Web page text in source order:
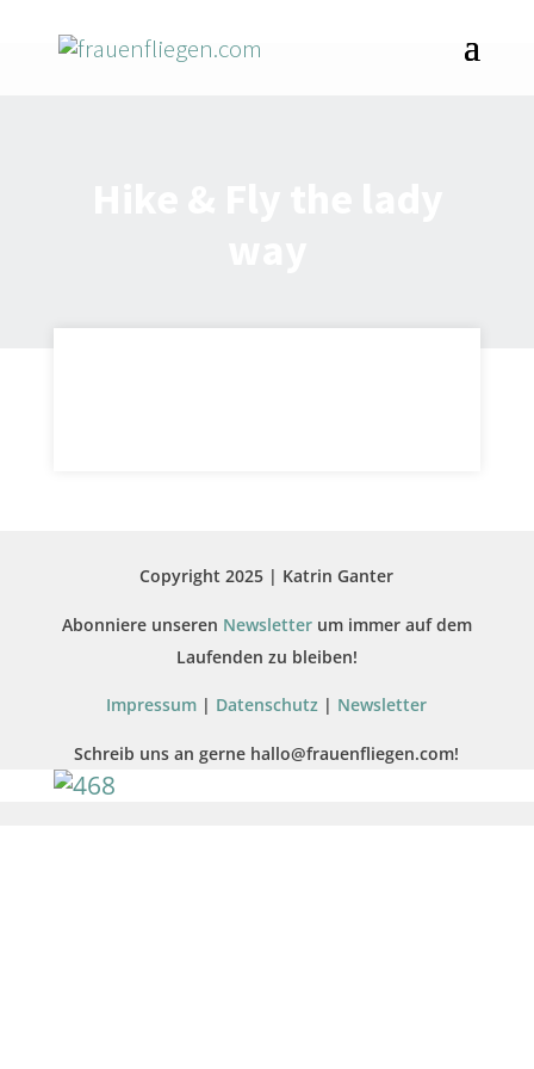
Copyright 2025 | Katrin Ganter
Abonniere unseren Newsletterum immer auf dem
Laufenden zu bleiben!
Impressum | Datenschutz | Newsletter
Schreib uns an gerne hallo@frauenfliegen.com!